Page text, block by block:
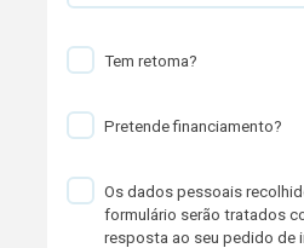
Tem retoma?
Pretende financiamento?
Os dados pessoais
formulário serão tratados
resposta ao seu pedido de